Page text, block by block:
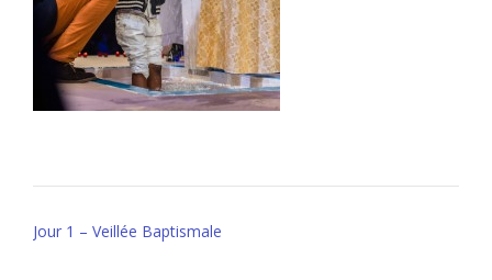
Post
Jour 1 – Veillée Baptismale